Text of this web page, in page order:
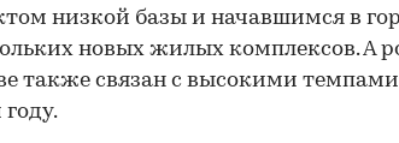
низкой базы и начавшимся в
новых жилых комплексов. А
также связан с высокими темпами